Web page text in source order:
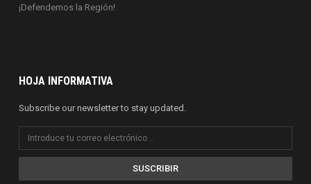
¡Defendemos la Región!
HOJA INFORMATIVA
Subscribe our newsletter to stay updated.
SUSCRIBIR